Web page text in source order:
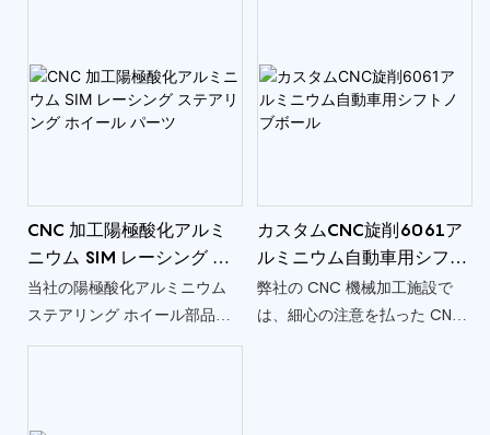
ワイヤーカットプロセスを通じ
て細心の注意を払って成形さ
れ、比類のない精度と耐久性を
PTFE シール リングは、優れた
シール性能、耐薬品性、熱安定
性を提供します。
CNC 加工陽極酸化アルミ
ニウム SIM レーシング ス
テアリング ホイール パー
ツ
当社の陽極酸化アルミニウム
ステアリング ホイール部品
は、シミュレートされたレース
カスタムCNC旋削6061ア
ルミニウム自動車用シフト
ノブボール
弊社の CNC 機械加工施設で
は、細心の注意を払った CNC